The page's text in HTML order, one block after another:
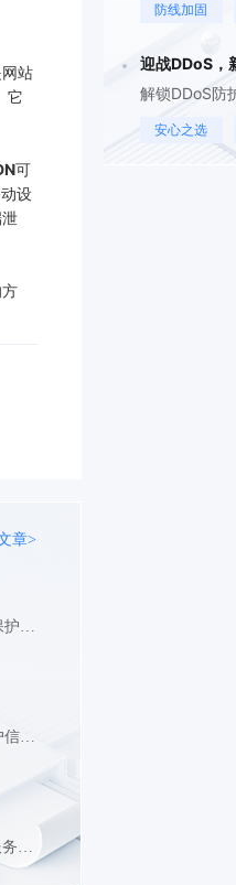
站
它
可
设
章>
网络安全已经成为现代社会的基石，但很多人对其本质仍存在模糊认识。简单来说，网络安全的核心在于保护数字资产免受威胁，确保信息系统的机密性、完整性和可用性。随着技术发展，网络攻击手段日益复杂，理解网络安全的基本原理变得尤为重要。无论是企业还是个人，都需要建立正确的安全观念，采取有效措施防范潜在风险。 网络安全为何关乎每个人？ 网络安全的本质首先是保护。它不仅仅是技术问题，更是一种思维方式和生活态度。从个人隐私到企业机密，从金融交易到国家安全，网络安全渗透到我们生活的方方面面。当你在社交媒体分享照片时，当企业存储客户数据时，网络安全机制就在背后默默工作。 网络安全防护体系需要多层次的防御策略。防火墙、加密技术、访问控制等手段共同构成了这道防线。但技术只是工具，真正的安全始于意识。每个使用网络的人都应该了解基本的安全原则，比如密码管理、数据备份和可疑链接识别。 如何构建有效的网络安全解决方案？ 网络安全的本质还在于预防而非补救。与其在遭受攻击后亡羊补牢，不如提前建立完善的防护体系。这包括定期更新软件、使用可靠的安全工具、培训员工安全意识等。企业可以考虑部署专业的安全产品，如快快网络的WAF应用防火墙，它能有效拦截各类网络攻击，保护网站和应用程序安全。 网络安全技术不断发展，但攻击者的手段也在进化。因此，安全策略需要动态调整，与时俱进。从传统的病毒防护到现在的AI威胁检测，安全解决方案必须能够应对新型威胁。 网络安全不是一劳永逸的工作，而是持续的过程。它需要技术、管理和人员三方面的协同配合。无论是个人用户还是企业组织，都应该将网络安全视为优先事项，投入必要资源建立全面防护。只有理解了网络安全的本质，才能在这个互联世界中安全前行。
网络安全是保护企业数字资产、确保业务连续性的关键。它不仅能防止数据泄露和网络攻击，还能提升客户信任、避免法律风险。对于依赖在线业务的企业来说，网络安全是运营的基石，帮助抵御黑客入侵、减少经济损失。 网络安全如何帮助企业抵御数据泄露？ 数据泄露可能导致敏感信息外流，如客户资料或财务数据。网络安全措施，如加密和访问控制，能有效防止未经授权的访问。通过部署防火墙和入侵检测系统，企业可以实时监控网络活动，及时发现异常行为。定期进行安全审计和漏洞扫描也是预防数据泄露的关键步骤。 网络安全服务如何提升业务连续性？ 网络攻击如DDoS可能导致网站瘫痪，影响正常运营。网络安全服务提供高可用性防护，确保在线服务稳定运行。例如，使用DDoS防护可以缓解流量攻击，减少停机时间。结合备份和灾难恢复计划，企业能快速从攻击中恢复，维持客户体验。 为什么企业需要定制化的网络安全解决方案？ 每个企业的网络环境和风险点不同，通用方案可能无法覆盖所有漏洞。定制化的网络安全解决方案基于具体需求设计，提供针对性保护。从风险评估到实施监控，专业团队帮助企业建立多层防御体系。这种个性化方法不仅提高安全性，还能优化资源投入，避免过度防护。 网络安全不仅仅是技术问题，更关乎企业声誉和长期发展。投资于强大的防护措施，能让你在数字世界中安心运营，专注于核心业务成长。
高防IP作为一种网络安全服务，高防IP通过在网络层和应用层部署多种防护技术，来抵御各种网络攻击，确保服务器的稳定运行和数据安全。下面将详细介绍高防IP的网络层和应用层防护技术。网络层防护技术‌防火墙‌：防火墙是网络安全的第一道防线，能够监控和控制进出网络的流量。通过设定规则，防火墙可以允许或拒绝特定类型的流量通过，从而阻止恶意流量进入内部网络。‌入侵检测系统（IDS）与入侵防御系统（IPS）‌：IDS能够检测网络中的异常行为或恶意流量，并发出警报。而IPS则更进一步，它不仅能检测恶意流量，还能主动采取措施阻止其进入网络。这两种系统都能有效增强网络层的安全防护能力。‌DDoS防护‌：分布式拒绝服务（DDoS）攻击是一种常见的网络层攻击。高防IP通过部署DDoS防护技术，如流量清洗、IP黑名单、流量限制等，来抵御这种攻击，确保服务器能够正常处理合法流量。应用层防护技术‌Web应用防火墙（WAF）‌：WAF专门用于保护Web应用程序免受攻击。它能够检测并阻止SQL注入、跨站脚本（XSS）等常见的Web攻击，确保Web应用程序的安全运行。‌HTTP/HTTPS过滤‌：通过对HTTP/HTTPS流量进行过滤和检查，可以阻止恶意请求进入服务器。这种技术能够防止如CC攻击等针对应用层的攻击。‌SSL/TLS加密‌：使用SSL/TLS协议对传输的数据进行加密，可以确保数据的机密性和完整性。这不仅能保护用户数据的安全，还能防止中间人攻击等安全威胁。‌内容分发网络（CDN）‌：虽然CDN主要用于提高网站访问速度和性能，但它也具有一定的安全防护作用。通过将内容缓存到全球多个节点，CDN可以减轻源服务器的负载，并降低被攻击的风险。综合运用这些网络层和应用层防护技术，高防IP能够为用户提供全面、有效的安全防护，确保服务器稳定运行和数据安全。
防线加固
迎战DDoS，
解锁DDoS防
安心之选